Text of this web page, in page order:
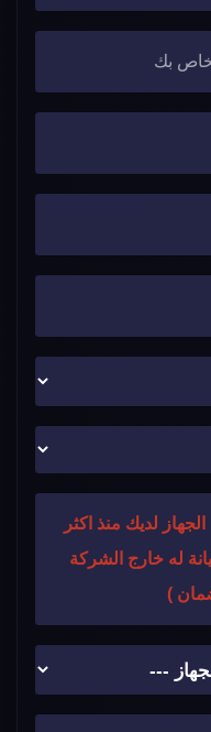
لديك منذ اكثر
له خارج الشركة
)